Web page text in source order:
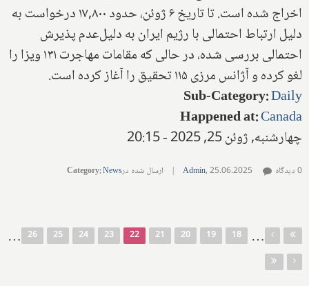
اخراج شده است. تا تاریخ ۶ ژوئن، حدود ۱۷,۸۰۰ درخواست به
دلیل ارتباط احتمالی با رژیم ایران به دلیل‌عدم پذیرش
احتمالی بررسی شده، در حالی که مقامات مهاجرت ۱۳۱ ویزا را
لغو کرده و آژانس مرزی ۱۱۵ تحقیق را آغاز کرده است.
Sub-Category:Daily
Happened at:Canada
چهارشنبه, ژوئن 25, 2025 - 20:15
Admin,25.06.2025
| ارسال شده در Category:News 0 دیدگاه
صفحه‌ها
…
18
19
20
21
22
23
24
25
26
…